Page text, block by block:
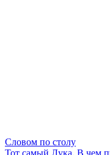
Словом по столу
Тот самый Лука. В чем